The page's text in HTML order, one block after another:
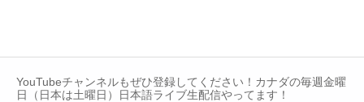
Contact
YouTubeチャンネルもぜひ登録してください！カナダの毎週金曜
日（日本は土曜日）日本語ライブ生配信やってます！